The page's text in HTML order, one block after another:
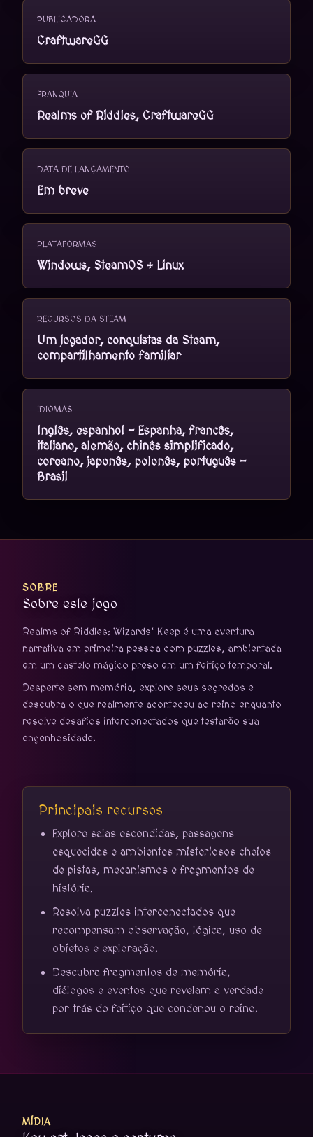
PUBLICADORA
CraftwareGG
FRANQUIA
Realms of Riddles, CraftwareGG
DATA DE LANÇAMENTO
Em breve
PLATAFORMAS
Windows, SteamOS + Linux
RECURSOS DA STEAM
Um jogador, conquistas da Steam,
compartilhamento familiar
IDIOMAS
Inglês, espanhol - Espanha, francês,
italiano, alemão, chinês simplificado,
coreano, japonês, polonês, português -
Brasil
SOBRE
Sobre este jogo
Realms of Riddles: Wizards' Keep é uma aventura
narrativa em primeira pessoa com puzzles, ambientada
em um castelo mágico preso em um feitiço temporal.
Desperte sem memória, explore seus segredos e
descubra o que realmente aconteceu ao reino enquanto
resolve desafios interconectados que testarão sua
engenhosidade.
Principais recursos
Explore salas escondidas, passagens
esquecidas e ambientes misteriosos cheios
de pistas, mecanismos e fragmentos de
história.
Resolva puzzles interconectados que
recompensam observação, lógica, uso de
objetos e exploração.
Descubra fragmentos de memória,
diálogos e eventos que revelam a verdade
por trás do feitiço que condenou o reino.
MÍDIA